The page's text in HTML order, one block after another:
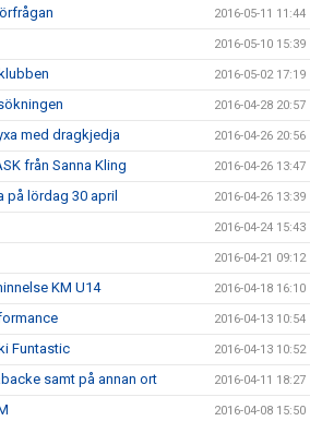
2016-05-11 11:44
2016-05-10 15:39
2016-05-02 17:19
2016-04-28 20:57
med dragkjedja 2016-04-26 20:56
från Sanna Kling 2016-04-26 13:47
på lördag 30 april 2016-04-26 13:39
2016-04-24 15:43
2016-04-21 09:12
KM U14 2016-04-18 16:10
2016-04-13 10:54
Funtastic 2016-04-13 10:52
samt på annan ort 2016-04-11 18:27
2016-04-08 15:50